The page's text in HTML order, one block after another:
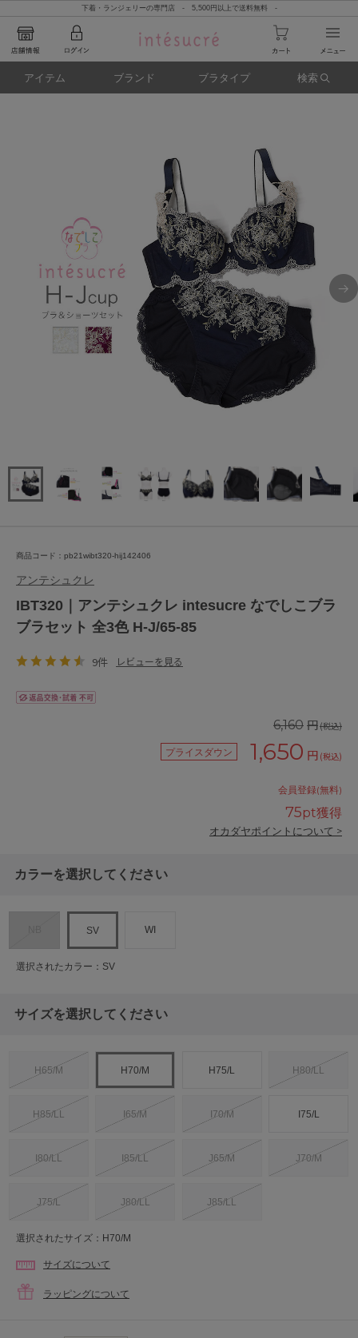
下着・ランジェリーの専門店 - 5,500円以上で送料無料 -
アイテム ブランド ブラタイプ 検索
商品コード：pb21wibt320-hij142406
アンテシュクレ
IBT320｜アンテシュクレ intesucre なでしこブラ
ブラセット 全3色 H-J/65-85
9件 レビューを見る
6,160 円(税込)
プライスダウン 1,650 円 (税込)
会員登録(無料)
75pt獲得
オカダヤポイントについて >
カラーを選択してください
SV WI
選択されたカラー：SV
サイズを選択してください
H65/M H70/M H75/L H80/LL
H85/LL I65/M I70/M I75/L
I80/LL I85/LL J65/M J70/M
J75/L J80/LL J85/LL
選択されたサイズ：H70/M
サイズについて
ラッピングについて